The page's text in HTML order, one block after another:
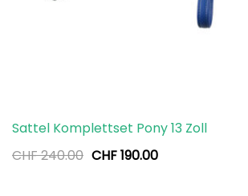
Sattel Komplettset Pony 13 Zoll
CHF240.00 Ursprünglicher
CHF190.00Aktueller